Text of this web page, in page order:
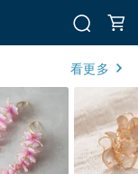
看更多